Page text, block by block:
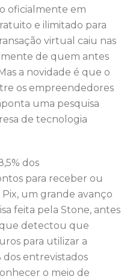
oficialmente em
e ilimitado para
virtual caiu nas
de quem antes
a novidade é que o
os empreendedores
uma pesquisa
de tecnologia
dos
para receber ou
um grande avanço
feita pela Stone, antes
detectou que
para utilizar a
dos entrevistados
o meio de